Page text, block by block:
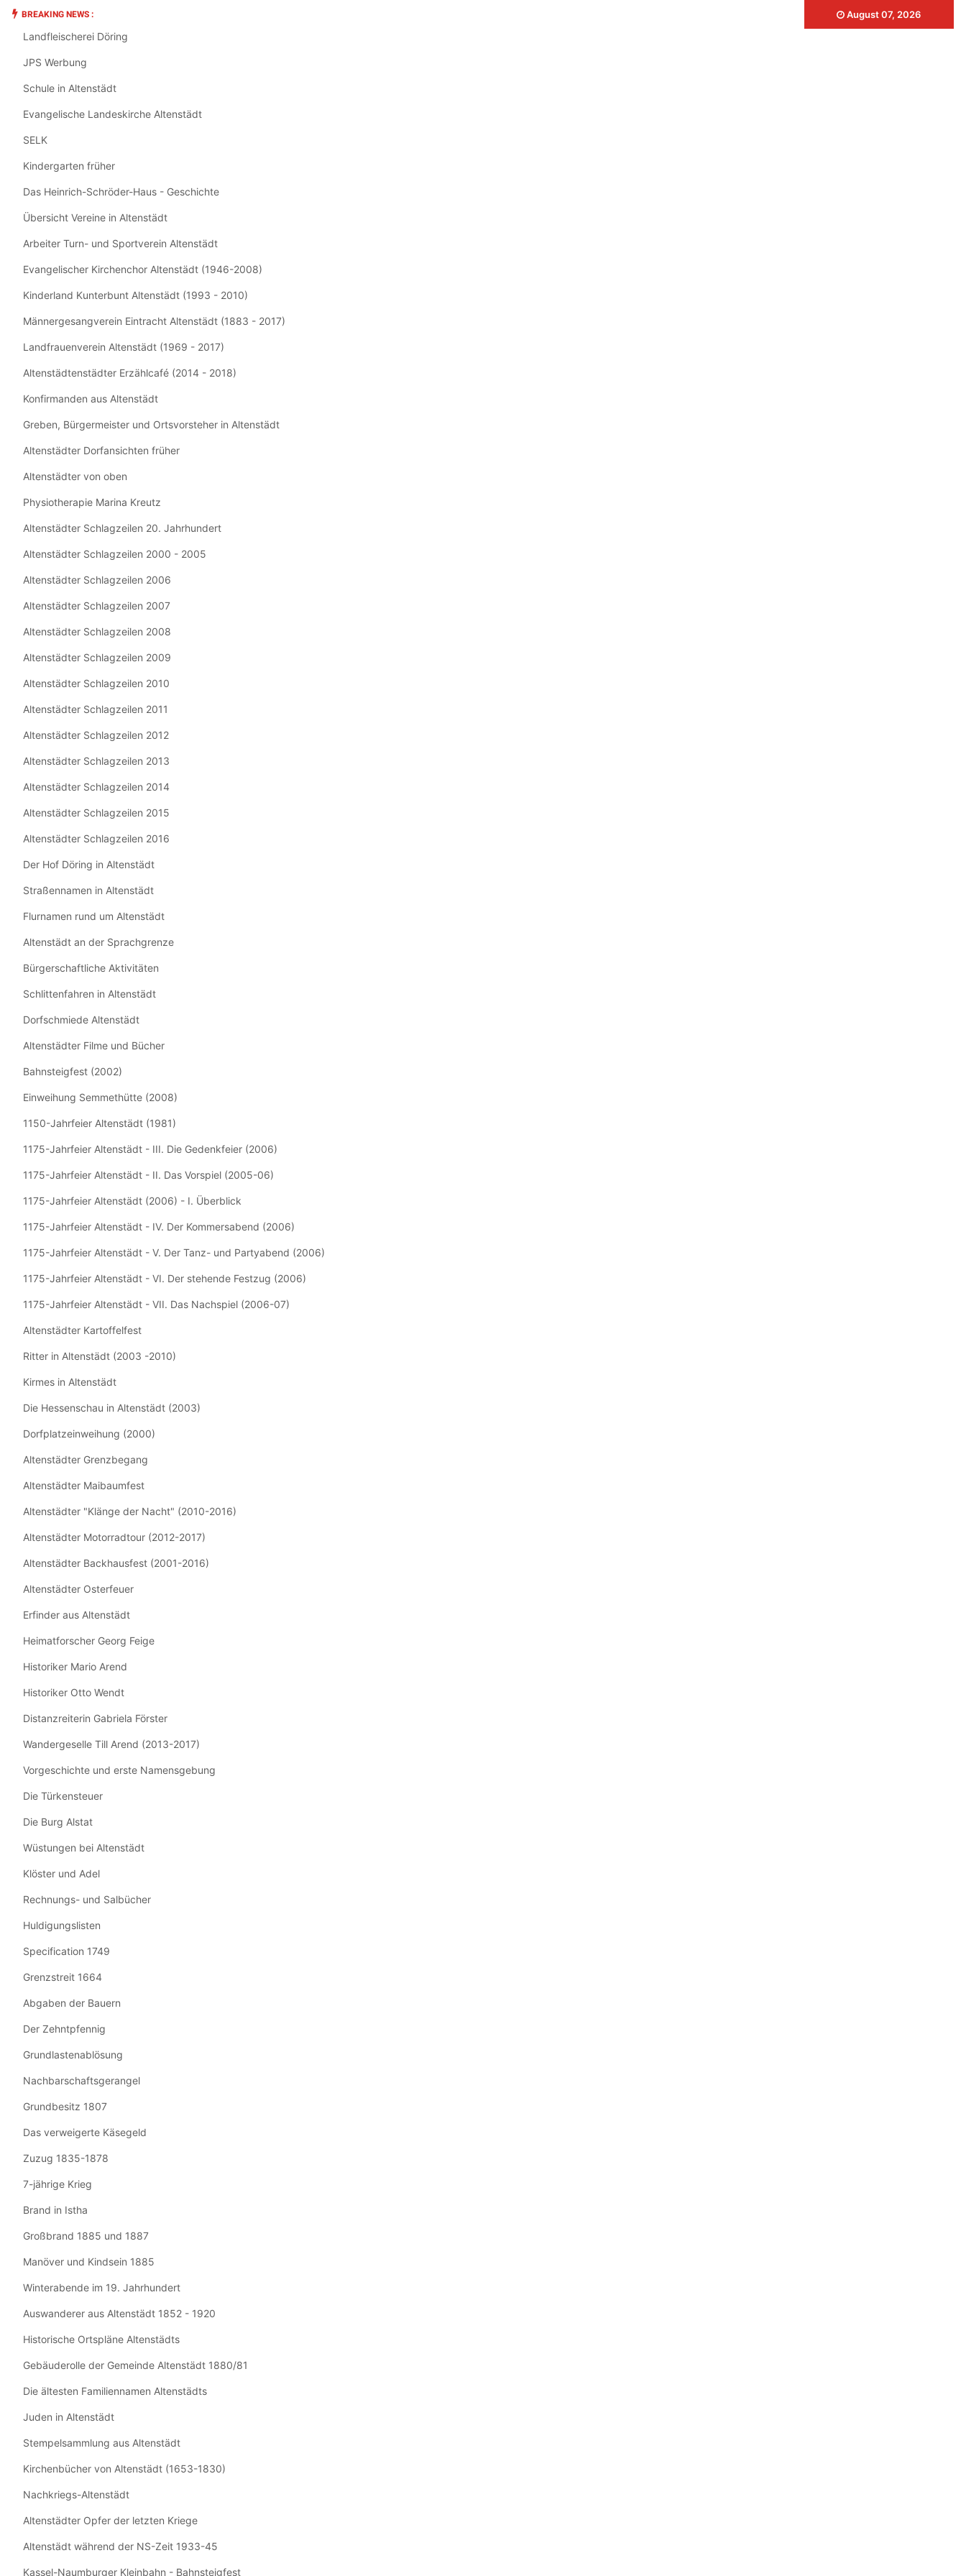
BREAKING NEWS :
Landfleischerei Döring
JPS Werbung
Schule in Altenstädt
Evangelische Landeskirche Altenstädt
SELK
Kindergarten früher
Das Heinrich-Schröder-Haus - Geschichte
Übersicht Vereine in Altenstädt
Arbeiter Turn- und Sportverein Altenstädt
Evangelischer Kirchenchor Altenstädt (1946-2008)
Kinderland Kunterbunt Altenstädt (1993 - 2010)
Männergesangverein Eintracht Altenstädt (1883 - 2017)
Landfrauenverein Altenstädt (1969 - 2017)
Altenstädtenstädter Erzählcafé (2014 - 2018)
Konfirmanden aus Altenstädt
Greben, Bürgermeister und Ortsvorsteher in Altenstädt
Altenstädter Dorfansichten früher
Altenstädter von oben
Physiotherapie Marina Kreutz
Altenstädter Schlagzeilen 20. Jahrhundert
Altenstädter Schlagzeilen 2000 - 2005
Altenstädter Schlagzeilen 2006
Altenstädter Schlagzeilen 2007
Altenstädter Schlagzeilen 2008
Altenstädter Schlagzeilen 2009
Altenstädter Schlagzeilen 2010
Altenstädter Schlagzeilen 2011
Altenstädter Schlagzeilen 2012
Altenstädter Schlagzeilen 2013
Altenstädter Schlagzeilen 2014
Altenstädter Schlagzeilen 2015
Altenstädter Schlagzeilen 2016
Der Hof Döring in Altenstädt
Straßennamen in Altenstädt
Flurnamen rund um Altenstädt
Altenstädt an der Sprachgrenze
Bürgerschaftliche Aktivitäten
Schlittenfahren in Altenstädt
Dorfschmiede Altenstädt
Altenstädter Filme und Bücher
Bahnsteigfest (2002)
Einweihung Semmethütte (2008)
1150-Jahrfeier Altenstädt (1981)
1175-Jahrfeier Altenstädt - III. Die Gedenkfeier (2006)
1175-Jahrfeier Altenstädt - II. Das Vorspiel (2005-06)
1175-Jahrfeier Altenstädt (2006) - I. Überblick
1175-Jahrfeier Altenstädt - IV. Der Kommersabend (2006)
1175-Jahrfeier Altenstädt - V. Der Tanz- und Partyabend (2006)
1175-Jahrfeier Altenstädt - VI. Der stehende Festzug (2006)
1175-Jahrfeier Altenstädt - VII. Das Nachspiel (2006-07)
Altenstädter Kartoffelfest
Ritter in Altenstädt (2003 -2010)
Kirmes in Altenstädt
Die Hessenschau in Altenstädt (2003)
Dorfplatzeinweihung (2000)
Altenstädter Grenzbegang
Altenstädter Maibaumfest
Altenstädter "Klänge der Nacht" (2010-2016)
Altenstädter Motorradtour (2012-2017)
Altenstädter Backhausfest (2001-2016)
Altenstädter Osterfeuer
Erfinder aus Altenstädt
Heimatforscher Georg Feige
Historiker Mario Arend
Historiker Otto Wendt
Distanzreiterin Gabriela Förster
Wandergeselle Till Arend (2013-2017)
Vorgeschichte und erste Namensgebung
Die Türkensteuer
Die Burg Alstat
Wüstungen bei Altenstädt
Klöster und Adel
Rechnungs- und Salbücher
Huldigungslisten
Specification 1749
Grenzstreit 1664
Abgaben der Bauern
Der Zehntpfennig
Grundlastenablösung
Nachbarschaftsgerangel
Grundbesitz 1807
Das verweigerte Käsegeld
Zuzug 1835-1878
7-jährige Krieg
Brand in Istha
Großbrand 1885 und 1887
Manöver und Kindsein 1885
Winterabende im 19. Jahrhundert
Auswanderer aus Altenstädt 1852 - 1920
Historische Ortspläne Altenstädts
Gebäuderolle der Gemeinde Altenstädt 1880/81
Die ältesten Familiennamen Altenstädts
Juden in Altenstädt
Stempelsammlung aus Altenstädt
Kirchenbücher von Altenstädt (1653-1830)
Nachkriegs-Altenstädt
Altenstädter Opfer der letzten Kriege
Altenstädt während der NS-Zeit 1933-45
Kassel-Naumburger Kleinbahn - Bahnsteigfest
August 07, 2026